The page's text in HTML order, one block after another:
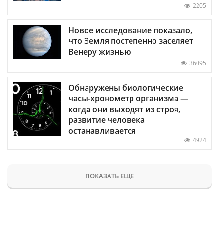
2205
Новое исследование показало,
что Земля постепенно заселяет
Венеру жизнью
36095
Обнаружены биологические
часы-хронометр организма —
когда они выходят из строя,
развитие человека
останавливается
4924
ПОКАЗАТЬ ЕЩЕ